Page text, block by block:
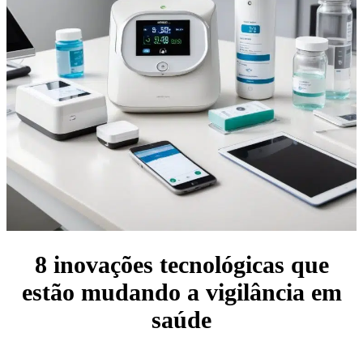
8 inovações tecnológicas que
estão mudando a vigilância em
saúde